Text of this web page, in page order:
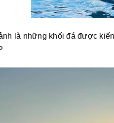
là những khối đá được